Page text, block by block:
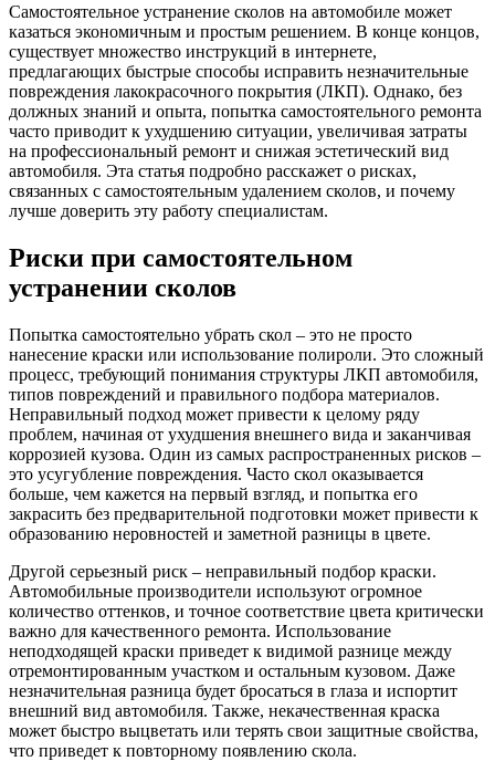
Самостоятельное устранение сколов на автомобиле может
казаться экономичным и простым решением. В конце концов,
существует множество инструкций в интернете,
предлагающих быстрые способы исправить незначительные
повреждения лакокрасочного покрытия (ЛКП). Однако, без
должных знаний и опыта, попытка самостоятельного ремонта
часто приводит к ухудшению ситуации, увеличивая затраты
на профессиональный ремонт и снижая эстетический вид
автомобиля. Эта статья подробно расскажет о рисках,
связанных с самостоятельным удалением сколов, и почему
лучше доверить эту работу специалистам.
Риски при самостоятельном
устранении сколов
Попытка самостоятельно убрать скол – это не просто
нанесение краски или использование полироли. Это сложный
процесс, требующий понимания структуры ЛКП автомобиля,
типов повреждений и правильного подбора материалов.
Неправильный подход может привести к целому ряду
проблем, начиная от ухудшения внешнего вида и заканчивая
коррозией кузова. Один из самых распространенных рисков –
это усугубление повреждения. Часто скол оказывается
больше, чем кажется на первый взгляд, и попытка его
закрасить без предварительной подготовки может привести к
образованию неровностей и заметной разницы в цвете.
Другой серьезный риск – неправильный подбор краски.
Автомобильные производители используют огромное
количество оттенков, и точное соответствие цвета критически
важно для качественного ремонта. Использование
неподходящей краски приведет к видимой разнице между
отремонтированным участком и остальным кузовом. Даже
незначительная разница будет бросаться в глаза и испортит
внешний вид автомобиля. Также, некачественная краска
может быстро выцветать или терять свои защитные свойства,
что приведет к повторному появлению скола.